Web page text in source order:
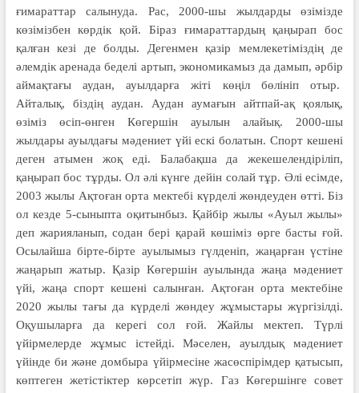
ғимараттар салынуда. Рас, 2000-шы жылдарды өзімізде
көзімізбен көрдік қой. Біраз ғимараттардың қаңырап бос
қалған кезі де болды. Дегенмен қазір мемлекетіміздің де
әлемдік аренада беделі артып, экономикамыз да дамып, әрбір
аймақтағы аудан, ауылдарға жіті көңіл бөлініп отыр.
Айталық, біздің аудан. Аудан аумағын айтпай-ақ қоялық,
өзіміз өсіп-өнген Көгершін ауылын алайық. 2000-шы
жылдары ауылдағы мәдениет үйі ескі болатын. Спорт кешені
деген атымен жоқ еді. Балабақша да жекешелендіріліп,
қаңырап бос тұрды. Ол әлі күнге дейін солай тұр. Әлі есімде,
2003 жылы Ақтоған орта мектебі күрделі жөндеуден өтті. Біз
ол кезде 5-сыныпта оқитынбыз. Қайбір жылы «Ауыл жылы»
деп жарияланып, содан бері қарай көшіміз өрге басты ғой.
Осылайша бірте-бірте ауылымыз гүлденіп, жаңарған үстіне
жаңарып жатыр. Қазір Көгершін ауылында жаңа мәдениет
үйі, жаңа спорт кешені салынған. Ақтоған орта мектебіне
2020 жылы тағы да күрделі жөндеу жұмыстары жүргізілді.
Оқушыларға да керегі сол ғой. Жайлы мектеп. Түрлі
үйірмелерде жұмыс істейді. Мәселен, ауылдық мәдениет
үйінде би және домбыра үйірмесіне жасөспірімдер қатысып,
көптеген жетістіктер көрсетіп жүр. Газ Көгершінге совет